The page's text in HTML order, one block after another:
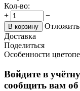
Кол-во:
+
−
В корзину Отложить
Доставка
Поделиться
Особенности
Войдите в
сообщить вам об